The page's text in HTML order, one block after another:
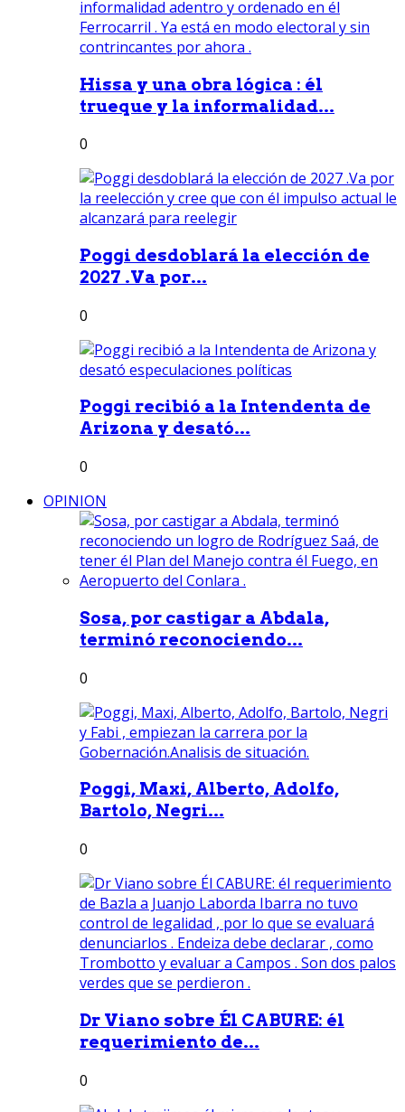
Hissa y una obra lógica : él
trueque y la informalidad...
0
Poggi desdoblará la elección de
2027 .Va por...
0
Poggi recibió a la Intendenta de
Arizona y desató...
0
OPINION
Sosa, por castigar a Abdala,
terminó reconociendo...
0
Poggi, Maxi, Alberto, Adolfo,
Bartolo, Negri...
0
Dr Viano sobre Él CABURE: él
requerimiento de...
0